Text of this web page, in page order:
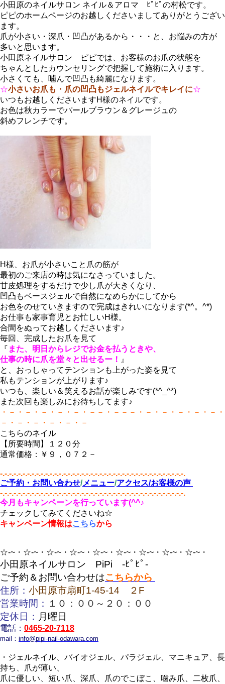
小田原のネイルサロン ネイル＆アロマ ﾋﾟﾋﾟの村松です。
ピピのホームページのお越しくださいましてありがとうござい
ます。
爪が小さい・深爪・凹凸があるから・・・と、お悩みの方が
多いと思います。
小田原ネイルサロン ピピでは、お客様のお爪の状態を
ちゃんとしたカウンセリングで把握して施術に入ります。
小さくても、噛んで凹凸も綺麗になります。
☆小さいお爪も・爪の凹凸もジェルネイルでキレイに☆
いつもお越しくださいますH様のネイルです。
お色は秋カラーでパールブラウン＆グレージュの
斜めフレンチです。
H様、お爪が小さいこと爪の筋が
最初のご来店の時は気になさっていました。
甘皮処理をするだけで少し爪が大きくなり、
凹凸もベースジェルで自然になめらかにしてから
お色をのせていきますので完成はきれいになります(*^。^*)
お仕事も家事育児とお忙しいH様。
合間をぬってお越しくださいます♪
毎回、完成したお爪を見て
『 また、明日からレジでお金を払うときや、
仕事の時に爪を堂々と出せるー！ 』
と、おっしゃってテンションも上がった姿を見て
私もテンションが上がります♪
いつも、楽しい＆笑えるお話が楽しみです(*^_^*)
また次回も楽しみにお待ちしてます♪
・－・－・－・－・－・－－・－－－・－・－・－・－・－・
－・－・－・－・－・－
こちらのネイル
【所要時間】１２０分
通常価格：￥９，０７２－
-.-.-.-.-.-.-.-.-.-.-.-.-.-.-.-.-.-.-.-.-.-.-.-.-.-.-.-.-.-.-.-.-.-.-.-.-.-.-.-.-.
ご予約・お問い合わせ/メニュー/アクセス/お客様の声
-.-.-.-.-.-.-.-.-.-.-.-.-.-.-.-.-.-.-.-.-.-.-.-.-.-.-.-.-.-.-.-.-.-.-.-.-.-.-.-.-.
今月もキャンペーンを行っています(^^♪
チェックしてみてくださいね☆
キャンペーン情報はこちらから
☆‐~・☆‐~・☆‐~・☆‐~・☆‐~・☆‐~・☆‐~・☆‐~・☆‐~・
小田原ネイルサロン PiPi -ﾋﾟﾋﾟ-
ご予約＆お問い合わせはこちらから
住所： 小田原市扇町1-45-14 ２F
営業時間：
１０：００～２０：００
定休日： 月曜日
電話： 0465-20-7118
mail： info@pipi-nail-odawara.com
・ジェルネイル、バイオジェル、パラジェル、マニキュア、長
持ち、爪が薄い、
爪に優しい、短い爪、深爪、爪のでこぼこ、噛み爪、二枚爪、